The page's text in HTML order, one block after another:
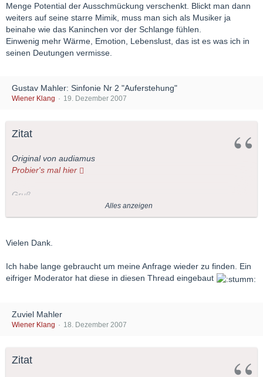
Menge Potential der Ausschmückung verschenkt. Blickt man dann
weiters auf seine starre Mimik, muss man sich als Musiker ja
beinahe wie das Kaninchen vor der Schlange fühlen.
Einwenig mehr Wärme, Emotion, Lebenslust, das ist es was ich in
seinen Deutungen vermisse.
Gustav Mahler: Sinfonie Nr 2 "Auferstehung"
Wiener Klang 19. Dezember 2007
Zitat
Original von audiamus
Probier's mal hier
Gruß,
Alles anzeigen
Vielen Dank.
Ich habe lange gebraucht um meine Anfrage wieder zu finden. Ein
eifriger Moderator hat diese in diesen Thread eingebaut
Zuviel Mahler
Wiener Klang 18. Dezember 2007
Zitat